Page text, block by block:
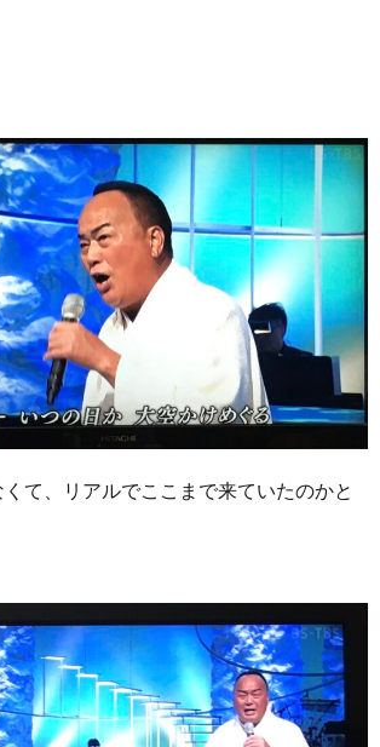
て、リアルでここまで来ていたのかと